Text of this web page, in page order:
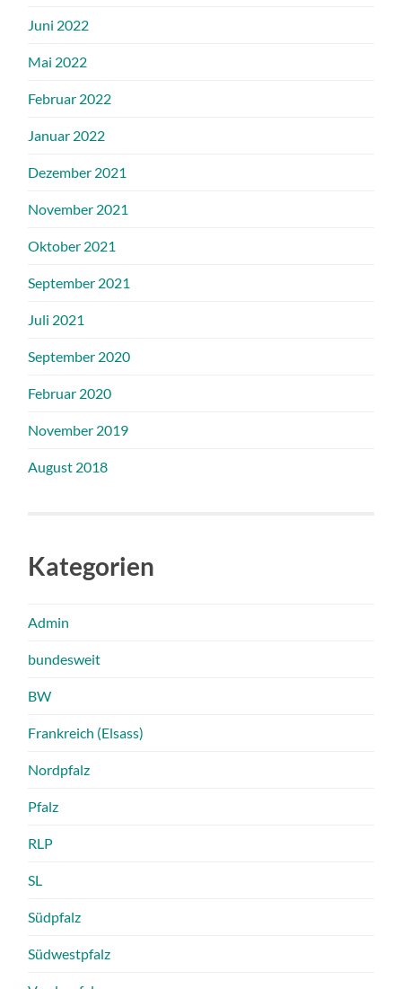
Juni 2022
Mai 2022
Februar 2022
Januar 2022
Dezember 2021
November 2021
Oktober 2021
September 2021
Juli 2021
September 2020
Februar 2020
November 2019
August 2018
Kategorien
Admin
bundesweit
BW
Frankreich (Elsass)
Nordpfalz
Pfalz
RLP
SL
Südpfalz
Südwestpfalz